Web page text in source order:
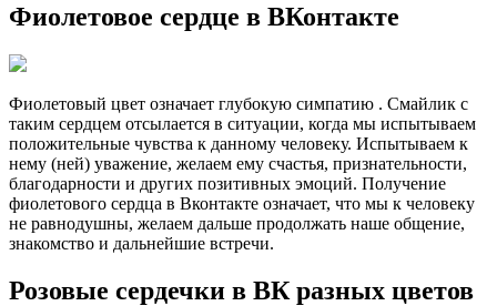
Фиолетовое сердце в ВКонтакте
Фиолетовый цвет означает глубокую симпатию . Смайлик с
таким сердцем отсылается в ситуации, когда мы испытываем
положительные чувства к данному человеку. Испытываем к
нему (ней) уважение, желаем ему счастья, признательности,
благодарности и других позитивных эмоций. Получение
фиолетового сердца в Вконтакте означает, что мы к человеку
не равнодушны, желаем дальше продолжать наше общение,
знакомство и дальнейшие встречи.
Розовые сердечки в ВК разных цветов